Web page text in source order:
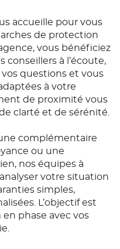
accueille pour vous
de protection
vous bénéficiez
conseillers à l’écoute,
questions et vous
à votre
de proximité vous
clarté et de sérénité.
complémentaire
ou une
nos équipes à
votre situation
simples,
L’objectif est
phase avec vos